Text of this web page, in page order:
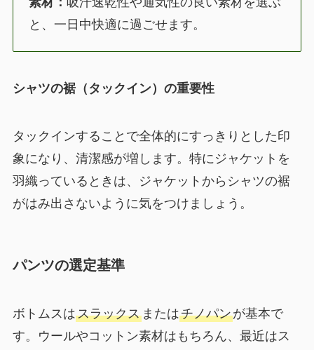
と、一日中快適に過ごせます。
シャツの裾（タックイン）の重要性
タックインすることで全体的にすっきりとした印
象になり、清潔感が増します。特にジャケットを
羽織っているときは、ジャケットからシャツの裾
がはみ出さないように気をつけましょう。
パンツの選定基準
ボトムスはスラックスまたはチノパンが基本で
す。ウールやコットン素材はもちろん、最近はス